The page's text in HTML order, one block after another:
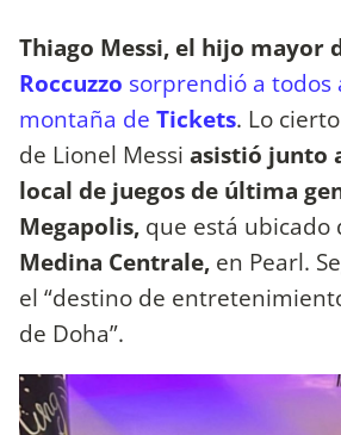
Thiago Messi, el hijo mayor
Roccuzzo sorprendió a todos
montaña de Tickets. Lo
de Lionel Messi asistió junto
local de juegos de última
Megapolis, que está ubicado
Medina Centrale, en Pearl.
el “destino de
de Doha”.